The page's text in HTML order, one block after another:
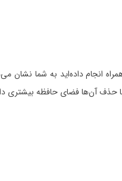
انجام داده‌اید به شما نشان
حذف آن‌ها فضای حافظه بیشتری